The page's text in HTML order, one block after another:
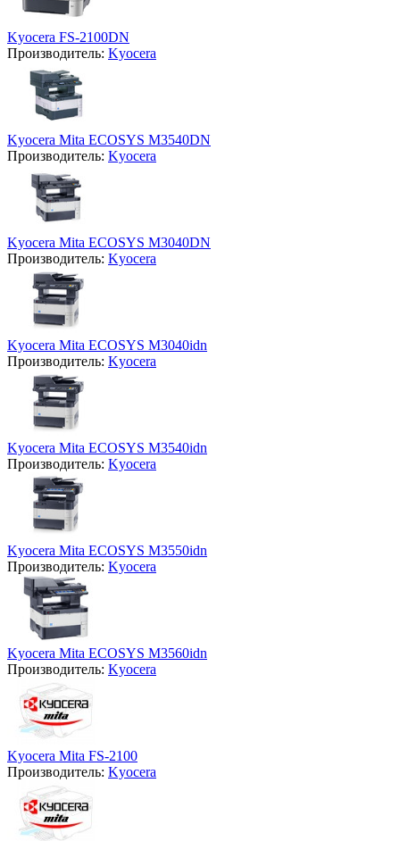
Kyocera FS-2100DN
Производитель: Kyocera
Kyocera Mita ECOSYS M3540DN
Производитель: Kyocera
Kyocera Mita ECOSYS M3040DN
Производитель: Kyocera
Kyocera Mita ECOSYS M3040idn
Производитель: Kyocera
Kyocera Mita ECOSYS M3540idn
Производитель: Kyocera
Kyocera Mita ECOSYS M3550idn
Производитель: Kyocera
Kyocera Mita ECOSYS M3560idn
Производитель: Kyocera
Kyocera Mita FS-2100
Производитель: Kyocera